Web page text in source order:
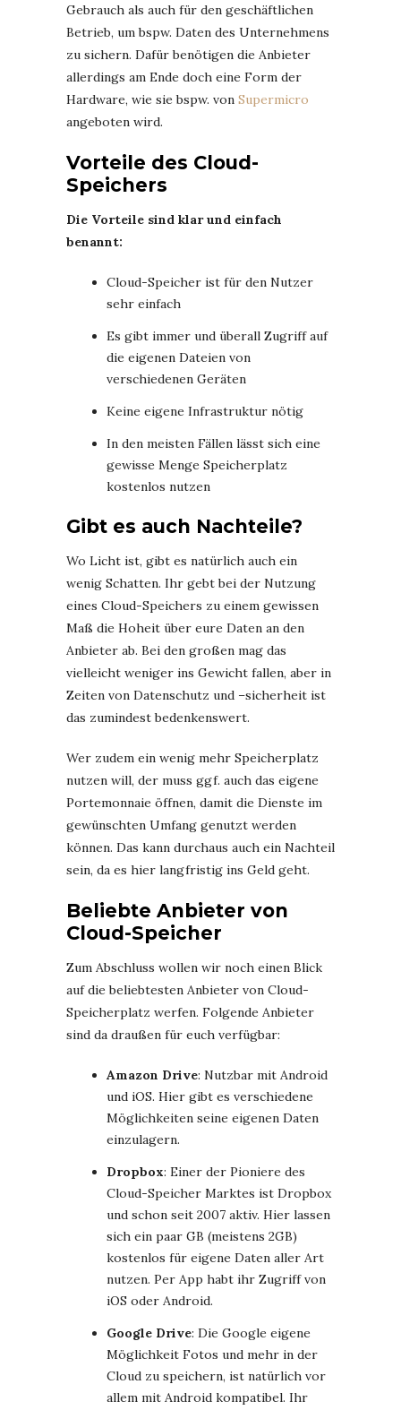
Gebrauch als auch für den geschäftlichen
Betrieb, um bspw. Daten des Unternehmens
zu sichern. Dafür benötigen die Anbieter
allerdings am Ende doch eine Form der
Hardware, wie sie bspw. von Supermicro
angeboten wird.
Vorteile des Cloud-
Speichers
Die Vorteile sind klar und einfach
benannt:
Cloud-Speicher ist für den Nutzer
sehr einfach
Es gibt immer und überall Zugriff auf
die eigenen Dateien von
verschiedenen Geräten
Keine eigene Infrastruktur nötig
In den meisten Fällen lässt sich eine
gewisse Menge Speicherplatz
kostenlos nutzen
Gibt es auch Nachteile?
Wo Licht ist, gibt es natürlich auch ein
wenig Schatten. Ihr gebt bei der Nutzung
eines Cloud-Speichers zu einem gewissen
Maß die Hoheit über eure Daten an den
Anbieter ab. Bei den großen mag das
vielleicht weniger ins Gewicht fallen, aber in
Zeiten von Datenschutz und –sicherheit ist
das zumindest bedenkenswert.
Wer zudem ein wenig mehr Speicherplatz
nutzen will, der muss ggf. auch das eigene
Portemonnaie öffnen, damit die Dienste im
gewünschten Umfang genutzt werden
können. Das kann durchaus auch ein Nachteil
sein, da es hier langfristig ins Geld geht.
Beliebte Anbieter von
Cloud-Speicher
Zum Abschluss wollen wir noch einen Blick
auf die beliebtesten Anbieter von Cloud-
Speicherplatz werfen. Folgende Anbieter
sind da draußen für euch verfügbar:
Amazon Drive: Nutzbar mit Android
und iOS. Hier gibt es verschiedene
Möglichkeiten seine eigenen Daten
einzulagern.
Dropbox: Einer der Pioniere des
Cloud-Speicher Marktes ist Dropbox
und schon seit 2007 aktiv. Hier lassen
sich ein paar GB (meistens 2GB)
kostenlos für eigene Daten aller Art
nutzen. Per App habt ihr Zugriff von
iOS oder Android.
Google Drive: Die Google eigene
Möglichkeit Fotos und mehr in der
Cloud zu speichern, ist natürlich vor
allem mit Android kompatibel. Ihr